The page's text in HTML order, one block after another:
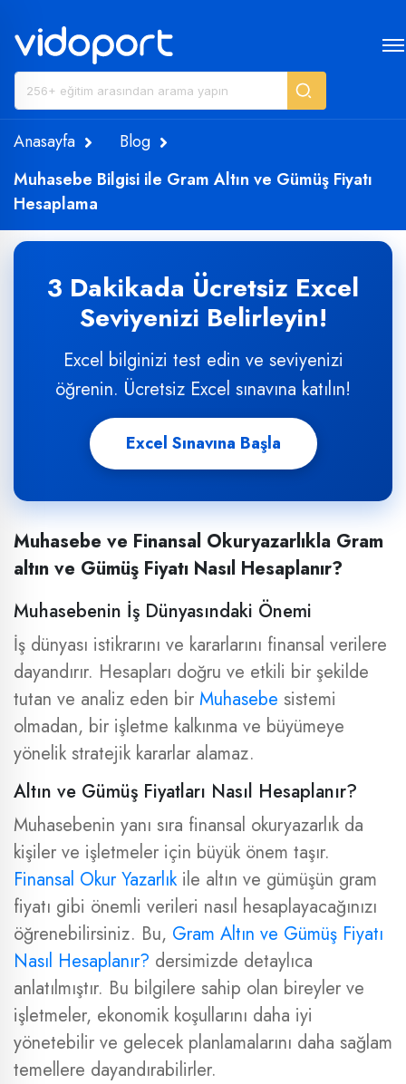
Anasayfa
Blog
Muhasebe Bilgisi ile Gram Altın ve Gümüş Fiyatı
Hesaplama
3 Dakikada Ücretsiz Excel
Seviyenizi Belirleyin!
Excel bilginizi test edin ve seviyenizi
öğrenin. Ücretsiz Excel sınavına katılın!
Excel Sınavına Başla
Muhasebe ve Finansal Okuryazarlıkla Gram
altın ve Gümüş Fiyatı Nasıl Hesaplanır?
Muhasebenin İş Dünyasındaki Önemi
İş dünyası istikrarını ve kararlarını finansal verilere
dayandırır. Hesapları doğru ve etkili bir şekilde
tutan ve analiz eden bir Muhasebe sistemi
olmadan, bir işletme kalkınma ve büyümeye
yönelik stratejik kararlar alamaz.
Altın ve Gümüş Fiyatları Nasıl Hesaplanır?
Muhasebenin yanı sıra finansal okuryazarlık da
kişiler ve işletmeler için büyük önem taşır.
Finansal Okur Yazarlıkile altın ve gümüşün gram
fiyatı gibi önemli verileri nasıl hesaplayacağınızı
öğrenebilirsiniz. Bu, Gram Altın ve Gümüş Fiyatı
Nasıl Hesaplanır? dersimizde detaylıca
anlatılmıştır. Bu bilgilere sahip olan bireyler ve
işletmeler, ekonomik koşullarını daha iyi
yönetebilir ve gelecek planlamalarını daha sağlam
temellere dayandırabilirler.